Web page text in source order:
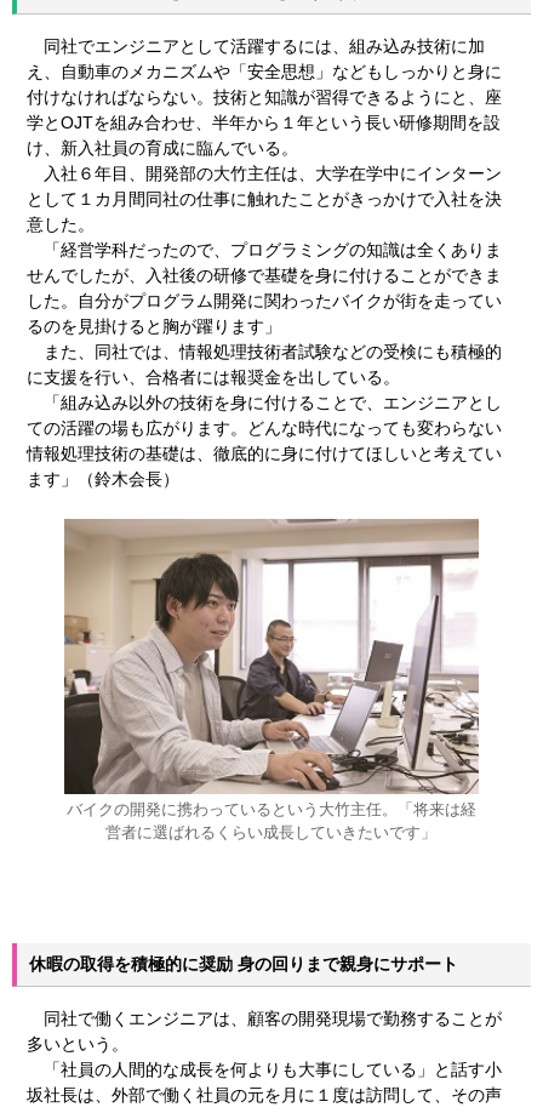
同社でエンジニアとして活躍するには、組み込み技術に加
え、自動車のメカニズムや「安全思想」などもしっかりと身に
付けなければならない。技術と知識が習得できるようにと、座
学とOJTを組み合わせ、半年から１年という長い研修期間を設
け、新入社員の育成に臨んでいる。
入社６年目、開発部の大竹主任は、大学在学中にインターン
として１カ月間同社の仕事に触れたことがきっかけで入社を決
意した。
「経営学科だったので、プログラミングの知識は全くありま
せんでしたが、入社後の研修で基礎を身に付けることができま
した。自分がプログラム開発に関わったバイクが街を走ってい
るのを見掛けると胸が躍ります」
また、同社では、情報処理技術者試験などの受検にも積極的
に支援を行い、合格者には報奨金を出している。
「組み込み以外の技術を身に付けることで、エンジニアとし
ての活躍の場も広がります。どんな時代になっても変わらない
情報処理技術の基礎は、徹底的に身に付けてほしいと考えてい
ます」（鈴木会長）
バイクの開発に携わっているという大竹主任。「将来は経
営者に選ばれるくらい成長していきたいです」
休暇の取得を積極的に奨励 身の回りまで親身にサポート
同社で働くエンジニアは、顧客の開発現場で勤務することが
多いという。
「社員の人間的な成長を何よりも大事にしている」と話す小
坂社長は、外部で働く社員の元を月に１度は訪問して、その声